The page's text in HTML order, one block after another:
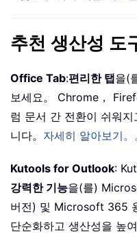
추천 생산성 도
Office Tab:편리한 탭을(
보세요。 Chrome，
럼 문서 간 전환이 쉬워
니다。 자세히 알아보기。
Kutools for Outlook:
강력한 기능을(를)
버전) 및 Microsoft 365
단순화하고 생산성을 높여